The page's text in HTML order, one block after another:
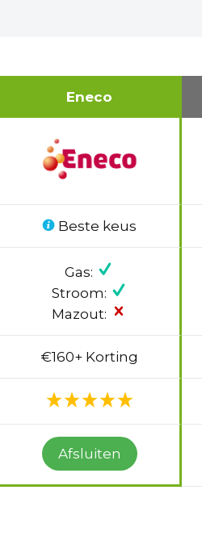
Eneco
Beste keus
Gas:
Stroom:
Mazout:
€160+ Korting
Afsluiten